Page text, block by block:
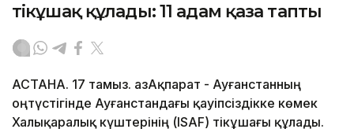
тікұшақ құлады: 11 адам қаза тапты
АСТАНА. 17 тамыз. ҚазАқпарат - Ауғанстанның
оңтүстігінде Ауғанстандағы қауіпсіздікке көмек
Халықаралық күштерінің (ISAF) тікұшағы құлады.